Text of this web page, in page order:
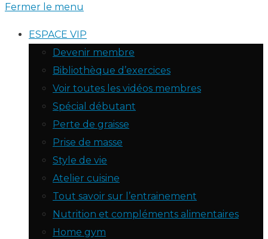
Fermer le menu
ESPACE VIP
Devenir membre
Bibliothèque d’exercices
Voir toutes les vidéos membres
Spécial débutant
Perte de graisse
Prise de masse
Style de vie
Atelier cuisine
Tout savoir sur l’entrainement
Nutrition et compléments alimentaires
Home gym